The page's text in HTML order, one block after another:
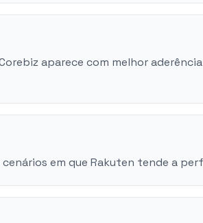
aparece com melhor
em que Rakuten tende a